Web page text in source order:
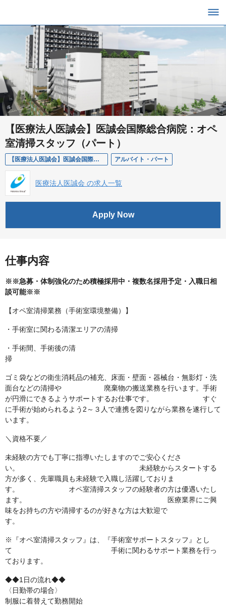
【医療法人医誠会】医誠会国際総合病院：オペ
室清掃スタッフ（パート）
【医療法人医誠会】医誠会国際総合病院：オペ室清掃スタッフ（パート） アルバイト・パート
医療法人医誠会 の求人一覧
Apply Now
仕事内容
※※急募・体制強化のため積極採用中・複数名採用予定・入職日相
談可能※※
【オペ室清掃業務（手術室環境整備）】
・手術室に関わる清潔エリアの清掃
・手術間、手術後の清
ゴミ袋などの衛生消耗品の補充、床面・壁面・器械台・無影灯・洗
面台などの清掃や 廃棄物の搬送業務を行います。手術
が円滑にできるようサポートするお仕事です。 すぐ
に手術が始められるよう2～３人で連携を図りながら業務を遂行して
います。
＼資格不要／
未経験の方でも丁寧に指導いたしますのでご安心くださ
い。 未経験からスタートする
方が多く、先輩職員も未経験で入職し活躍しておりま
す。 オペ室清掃スタッフの経験者の方は優遇いたし
ます。 医療業界にご興
味をお持ちの方や清掃するのが好きな方は大歓迎で
す。
※『オペ室清掃スタッフ』は、『手術室サポートスタッフ』とし
て 手術に関わるサポート業務を行っ
ております。
◆◆1日の流れ◆◆
〈日勤帯の場合〉
制服に着替えて勤務開始